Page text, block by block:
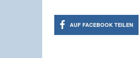
AUF FACEBOOK TEILEN